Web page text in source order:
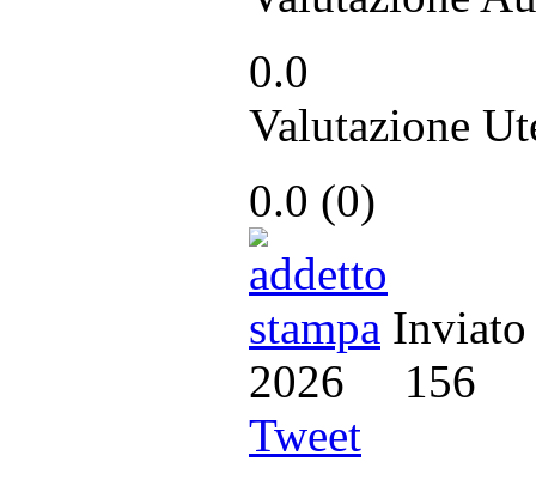
0.0
Valutazione
0.0 (0)
2026 156
Tweet